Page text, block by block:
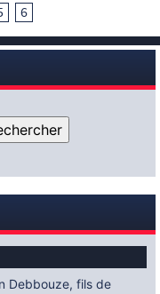
6
Debbouze, fils de